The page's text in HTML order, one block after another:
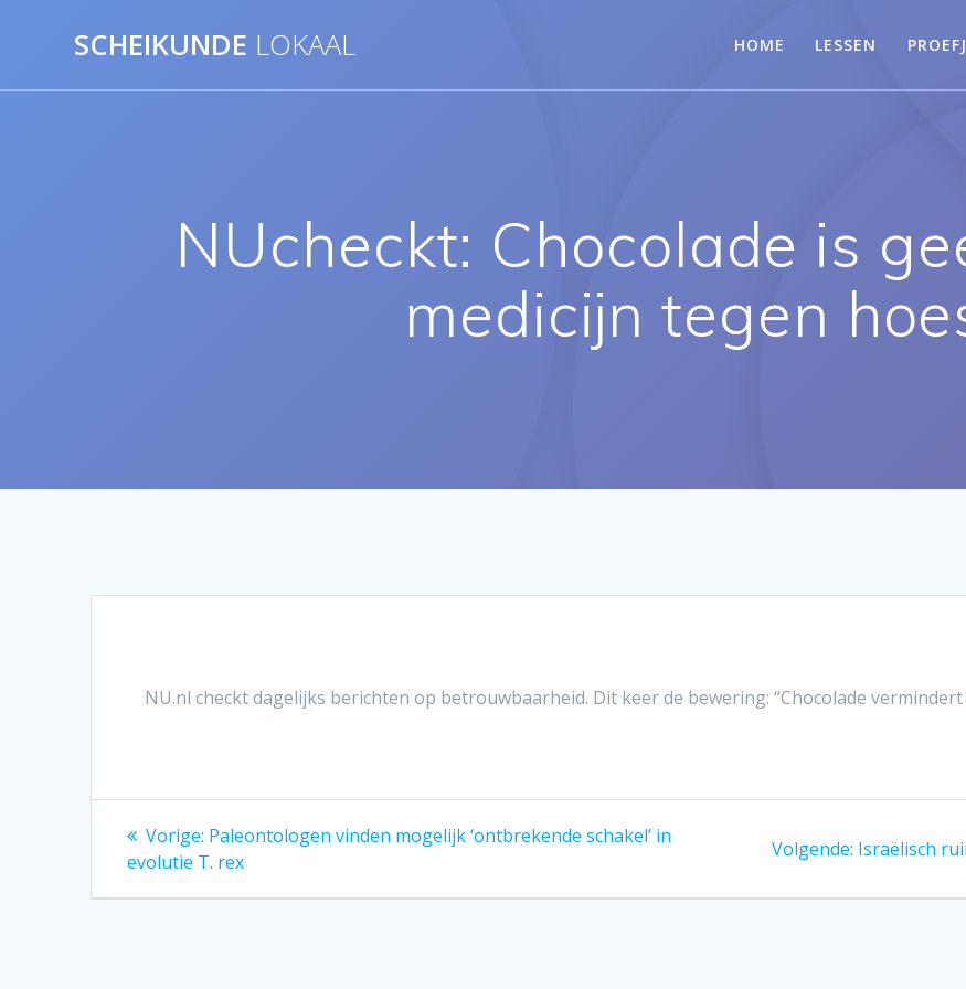
inhoud
SCHEIKUNDE LOKAAL HOME LESSEN
NUcheckt: Chocolade is
medicijn tegen
NU.nl checkt dagelijks berichten op betrouwbaarheid. Dit keer de bewering: “Chocolade
Bericht
navigatie
Vorige: Vorig
bericht:
Paleontologen vinden mogelijk ‘ontbrekende schakel’ in
evolutie T. rex
Volgende: Volgend
Israëlisch